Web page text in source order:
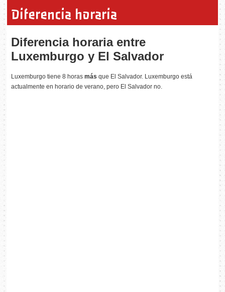
Diferencia horaria
Diferencia horaria entre
Luxemburgo y El Salvador
Luxemburgo tiene 8 horasmás que El Salvador. Luxemburgo está
actualmente en horario de verano, pero El Salvador no.